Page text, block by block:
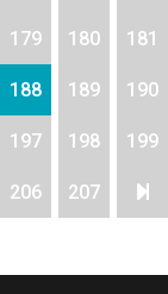
179 180 181
188 189 190
197 198 199
206 207